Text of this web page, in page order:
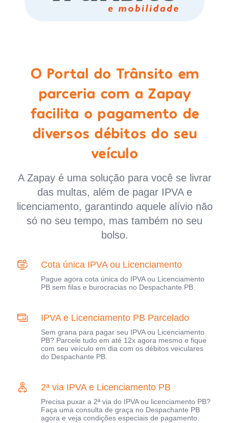
O Portal do Trânsito em
parceria com a Zapay
facilita o pagamento de
diversos débitos do seu
veículo
A Zapay é uma solução para você se livrar
das multas, além de pagar IPVA e
licenciamento, garantindo aquele alívio não
só no seu tempo, mas também no seu
bolso.
Cota única IPVA ou Licenciamento
Pague agora cota única do IPVA ou Licenciamento
PB sem filas e burocracias no Despachante PB.
IPVA e Licenciamento PB Parcelado
Sem grana para pagar seu IPVA ou Licenciamento
PB? Parcele tudo em até 12x agora mesmo e fique
com seu veículo em dia com os débitos veiculares
do Despachante PB.
2ª via IPVA e Licenciamento PB
Precisa puxar a 2ª via do IPVA ou licenciamento PB?
Faça uma consulta de graça no Despachante PB
agora e veja condições especiais de pagamento.